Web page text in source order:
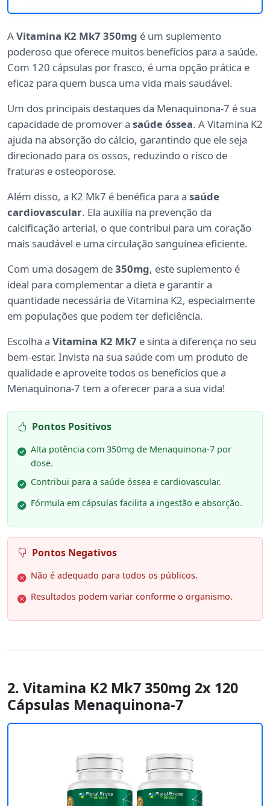
AVitamina K2 Mk7 350mg é um suplemento
poderoso que oferece muitos benefícios para a saúde.
Com 120 cápsulas por frasco, é uma opção prática e
eficaz para quem busca uma vida mais saudável.
Um dos principais destaques da Menaquinona-7 é sua
capacidade de promover a saúde óssea. A Vitamina K2
ajuda na absorção do cálcio, garantindo que ele seja
direcionado para os ossos, reduzindo o risco de
fraturas e osteoporose.
Além disso, a K2 Mk7 é benéfica para a saúde
cardiovascular. Ela auxilia na prevenção da
calcificação arterial, o que contribui para um coração
mais saudável e uma circulação sanguínea eficiente.
Com uma dosagem de350mg, este suplemento é
ideal para complementar a dieta e garantir a
quantidade necessária de Vitamina K2, especialmente
em populações que podem ter deficiência.
Escolha a Vitamina K2 Mk7 e sinta a diferença no seu
bem-estar. Invista na sua saúde com um produto de
qualidade e aproveite todos os benefícios que a
Menaquinona-7 tem a oferecer para a sua vida!
Pontos Positivos
Alta potência com 350mg de Menaquinona-7 por
dose.
Contribui para a saúde óssea e cardiovascular.
Fórmula em cápsulas facilita a ingestão e absorção.
Pontos Negativos
Não é adequado para todos os públicos.
Resultados podem variar conforme o organismo.
2. Vitamina K2 Mk7 350mg 2x 120
Cápsulas Menaquinona-7